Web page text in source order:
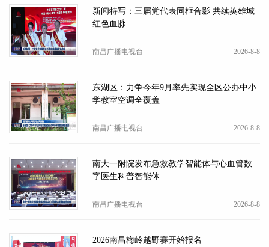
新闻特写：三届党代表同框合影 共续英雄城
红色血脉
南昌广播电视台 2026-8-8
东湖区：力争今年9月率先实现全区公办中小
学教室空调全覆盖
南昌广播电视台 2026-8-8
南大一附院发布急救教学智能体与心血管数
字医生科普智能体
南昌广播电视台 2026-8-8
2026南昌梅岭越野赛开始报名